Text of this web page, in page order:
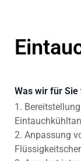
Was wir für Sie
1.
2. Anpassung